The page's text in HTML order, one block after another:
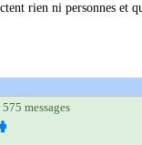
rien ni personnes et
575 messages